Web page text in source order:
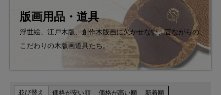
版画用品・道具
浮世絵、江戸木版、創作木版画に欠かせない、昔ながらの
こだわりの木版画道具たち。
並び替え 価格が安い順 価格が高い順 新着順